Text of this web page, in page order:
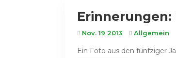
Erinnerungen:
Nov. 19 2013 Allgemein
Ein Foto aus den fünfziger